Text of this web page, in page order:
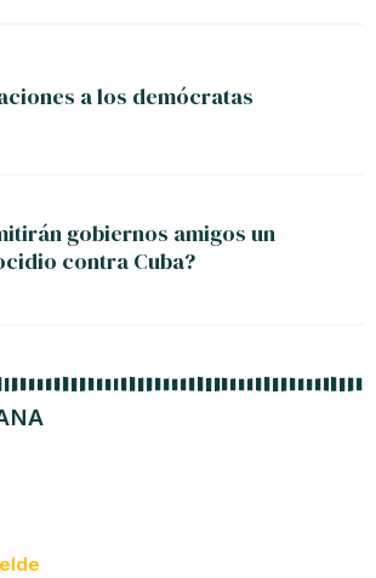
a los demócratas
gobiernos amigos un
contra Cuba?